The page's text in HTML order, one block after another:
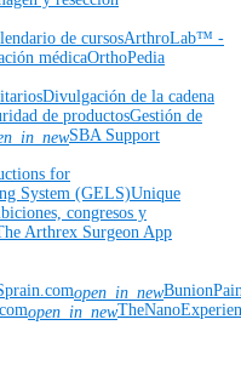
de cursosArthroLab™ -
médicaOrthoPedia
Divulgación de la cadena
de productosGestión de
SBA Support
for
System (GELS)Unique
congresos y
Arthrex Surgeon App
open_in_new
open_in_new